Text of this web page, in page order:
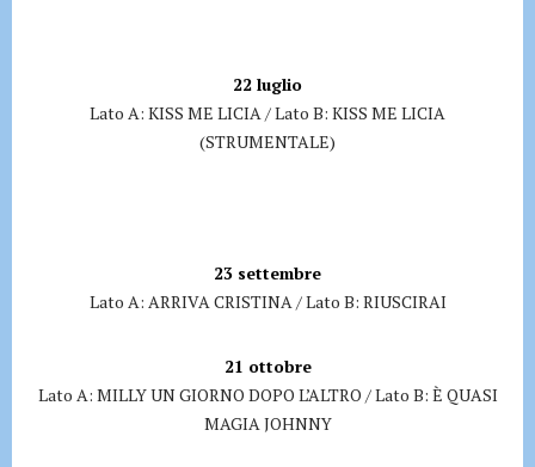
22 luglio
Lato A: KISS ME LICIA / Lato B: KISS ME LICIA
(STRUMENTALE)
23 settembre
Lato A: ARRIVA CRISTINA / Lato B: RIUSCIRAI
21 ottobre
Lato A: MILLY UN GIORNO DOPO L’ALTRO / Lato B: È QUASI
MAGIA JOHNNY